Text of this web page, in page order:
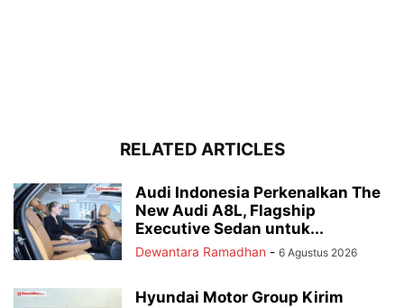
RELATED ARTICLES
Audi Indonesia Perkenalkan The
New Audi A8L, Flagship
Executive Sedan untuk...
Dewantara Ramadhan - 6 Agustus 2026
Hyundai Motor Group Kirim